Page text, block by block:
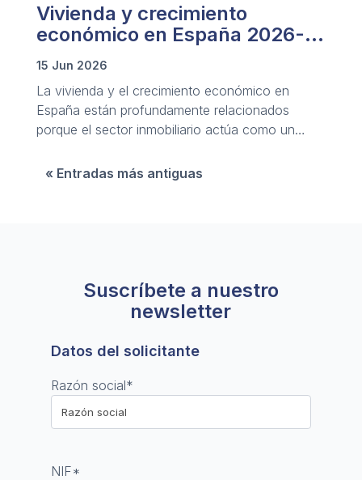
Vivienda y crecimiento
económico en España 2026-
2027
15 Jun 2026
La vivienda y el crecimiento económico en
España están profundamente relacionados
porque el sector inmobiliario actúa como un
el ciclo económico actual.
« Entradas más antiguas
Suscríbete a nuestro
newsletter
Datos del solicitante
Razón social*
NIF*